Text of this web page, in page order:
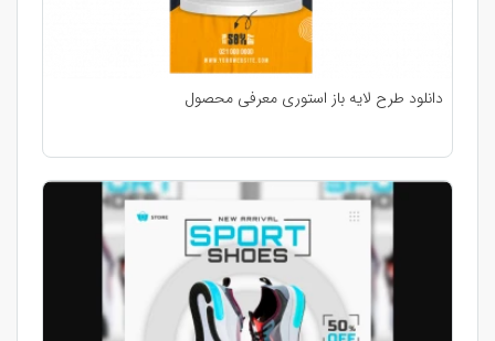
دانلود طرح لایه باز استوری معرفی محصول